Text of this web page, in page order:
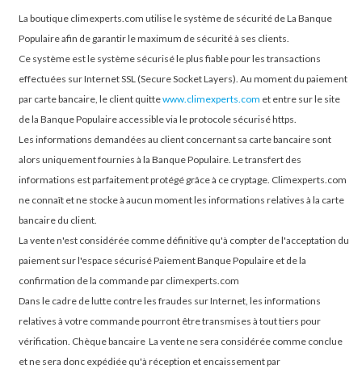
La boutique climexperts.com utilise le système de sécurité de La Banque
Populaire afin de garantir le maximum de sécurité à ses clients.
Ce système est le système sécurisé le plus fiable pour les transactions
effectuées sur Internet SSL (Secure Socket Layers). Au moment du paiement
par carte bancaire, le client quittewww.climexperts.com et entre sur le site
de la Banque Populaire accessible via le protocole sécurisé https.
Les informations demandées au client concernant sa carte bancaire sont
alors uniquement fournies à la Banque Populaire. Le transfert des
informations est parfaitement protégé grâce à ce cryptage. Climexperts.com
ne connaît et ne stocke à aucun moment les informations relatives à la carte
bancaire du client.
La vente n'est considérée comme définitive qu'à compter de l'acceptation du
paiement sur l'espace sécurisé Paiement Banque Populaire et de la
confirmation de la commande par climexperts.com
Dans le cadre de lutte contre les fraudes sur Internet, les informations
relatives à votre commande pourront être transmises à tout tiers pour
vérification. Chèque bancaireLa vente ne sera considérée comme conclue
et ne sera donc expédiée qu'à réception et encaissement par